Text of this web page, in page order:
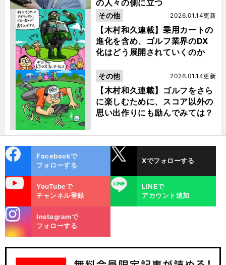
の人々の側に立つ
【木村和久連載】乗用カートの
進化を含め、ゴルフ業界のDX
化はどう展開されていくのか
2026.01.14更新
その他
【木村和久連載】ゴルフをさら
に楽しむために、スコア以外の
思い出作りにも励んでみては？
2026.01.14更新
その他
ok
Facebookで
フォローする
Xでフォローする
YouTubeで
チャンネル登録
LINE
LINEで
アカウント追加
m
Instagramで
フォローする